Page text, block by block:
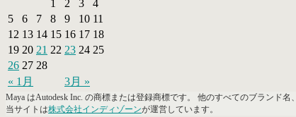
« 1月 3月 »
1 2 3
4
5
6 7 8 9 10 11
12 13 14 15 16 17 18
19 20 21 22 23 24 25
26 27 28
Maya はAutodesk Inc. の商標または登録商標です。 他のすべてのブランド
当サイトは株式会社インディゾーンが運営しています。